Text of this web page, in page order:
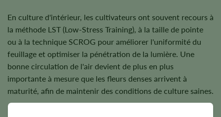
En culture d'intérieur, les cultivateurs ont souvent recours à
la méthode LST (Low-Stress Training), à la taille de pointe
ou à la technique SCROG pour améliorer l'uniformité du
feuillage et optimiser la pénétration de la lumière. Une
bonne circulation de l'air devient de plus en plus
importante à mesure que les fleurs denses arrivent à
maturité, afin de maintenir des conditions de culture saines.